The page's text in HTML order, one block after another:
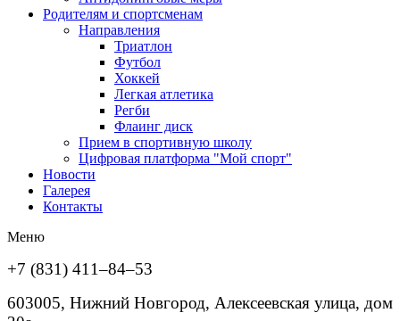
Родителям и спортсменам
Направления
Триатлон
Футбол
Хоккей
Легкая атлетика
Регби
Флаинг диск
Прием в спортивную школу
Цифровая платформа "Мой спорт"
Новости
Галерея
Контакты
Меню
+7 (831) 411–84–53
603005, Нижний Новгород, Алексеевская улица, дом